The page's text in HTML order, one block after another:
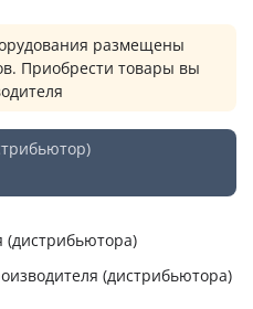
размещены
Приобрести товары вы
(дистрибьютора)
(дистрибьютора)